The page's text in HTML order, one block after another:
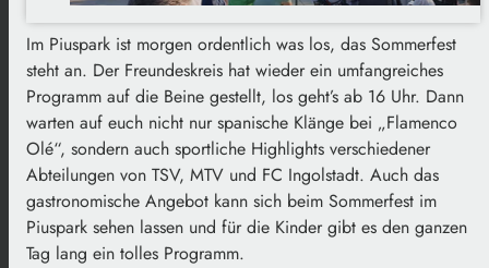
Im Piuspark ist morgen ordentlich was los, das Sommerfest
steht an. Der Freundeskreis hat wieder ein umfangreiches
Programm auf die Beine gestellt, los geht’s ab 16 Uhr. Dann
warten auf euch nicht nur spanische Klänge bei „Flamenco
Olé“, sondern auch sportliche Highlights verschiedener
Abteilungen von TSV, MTV und FC Ingolstadt. Auch das
gastronomische Angebot kann sich beim Sommerfest im
Piuspark sehen lassen und für die Kinder gibt es den ganzen
Tag lang ein tolles Programm.